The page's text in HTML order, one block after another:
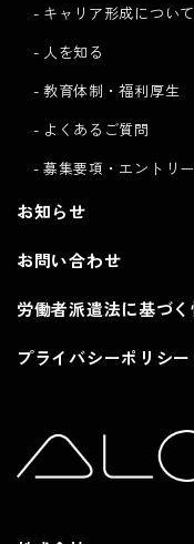
キャリア形成について
人を知る
教育体制・福利厚生
よくあるご質問
募集要項・エントリー
お知らせ
お問い合わせ
労働者派遣法に基づ
プライバシーポリシー